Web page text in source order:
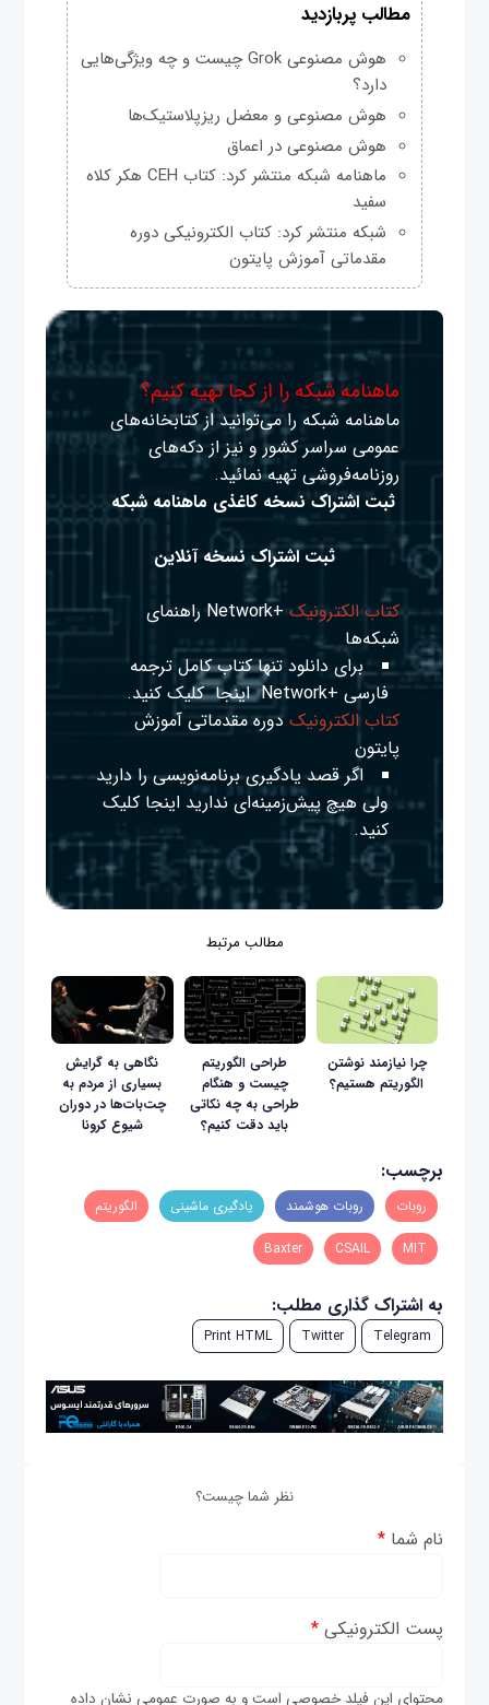
مطالب پربازدید
هوش مصنوعی Grok چیست و چه ویژگی‌هایی
دارد؟
هوش مصنوعی و معضل ریزپلاستیک‌ها
هوش مصنوعی در اعماق
ماهنامه شبکه منتشر کرد: کتاب CEH هکر کلاه
سفید
شبکه منتشر کرد: کتاب الکترونیکی دوره
مقدماتی آموزش پایتون
ماهنامه شبکه را از کجا تهیه کنیم؟
ماهنامه شبکه را می‌توانید از کتابخانه‌های
عمومی سراسر کشور و نیز از دکه‌های
روزنامه‌فروشی تهیه نمائید.
ثبت اشتراک نسخه کاغذی ماهنامه شبکه
ثبت اشتراک نسخه آنلاین
کتاب الکترونیک
+Network راهنمای
شبکه‌ها
برای دانلود تنها کتاب کامل ترجمه
فارسی +Network
اینجا کلیک کنید.
کتاب الکترونیک دوره مقدماتی آموزش
پایتون
اگر قصد یادگیری برنامه‌نویسی را دارید
ولی هیچ پیش‌زمینه‌ای نداریداینجا کلیک
کنید.
مطالب مرتبط
چرا نیازمند نوشتن
الگوریتم هستیم؟
طراحی الگوریتم
چیست و هنگام
طراحی به چه نکاتی
باید دقت کنیم؟
نگاهی به گرایش
بسیاری از مردم به
چت‌بات‌ها در دوران
شیوع کرونا
برچسب:
روبات روبات هوشمند یادگیری ماشینی الگوریتم
MIT
CSAIL
Baxter
به اشتراک گذاری مطلب:
Telegram
Twitter
Print HTML
نظر شما چیست؟
نام شما*
پست الکترونیکی*
محتوای این فیلد خصوصی است و به صورت عمومی نشان داده